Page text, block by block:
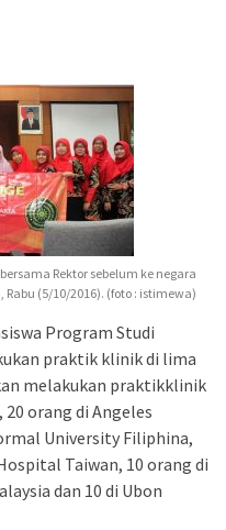
Rektor sebelum ke negara
Rabu (5/10/2016). (foto : istimewa)
Program Studi
praktik klinik di lima
melakukan praktikklinik
20 orang di Angeles
University Filiphina,
Taiwan, 10 orang di
dan 10 di Ubon